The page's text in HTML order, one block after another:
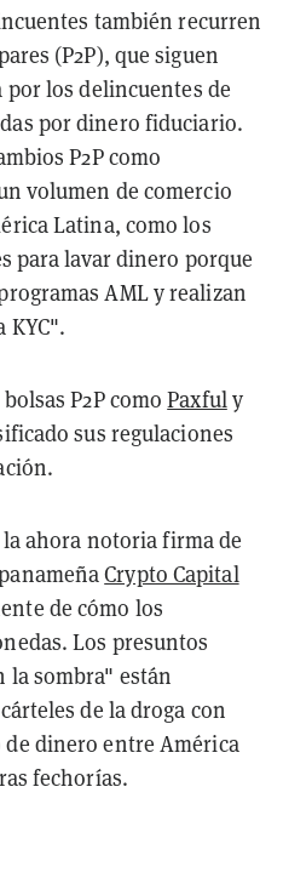
también recurren
(P2P), que siguen
los delincuentes de
por dinero fiduciario.
P2P como
volumen de comercio
Latina, como los
para lavar dinero porque
AML y realizan
KYC".
P2P comoPaxfuly
sus regulaciones
ahora notoria firma de
Crypto Capital
de cómo los
Los presuntos
la sombra" están
de la droga con
dinero entre América
fechorías.